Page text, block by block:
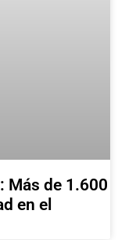
Más de 1.600
en el